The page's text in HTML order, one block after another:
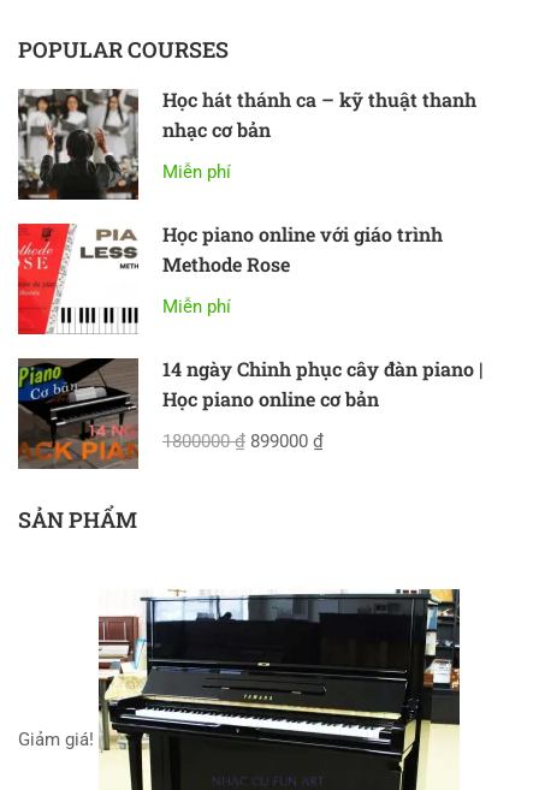
POPULAR COURSES
Học hát thánh ca – kỹ thuật thanh
nhạc cơ bản
Miễn phí
Học piano online với giáo trình
Methode Rose
Miễn phí
14 ngày Chinh phục cây đàn piano |
Học piano online cơ bản
1800000 ₫ 899000 ₫
SẢN PHẨM
Giảm giá!